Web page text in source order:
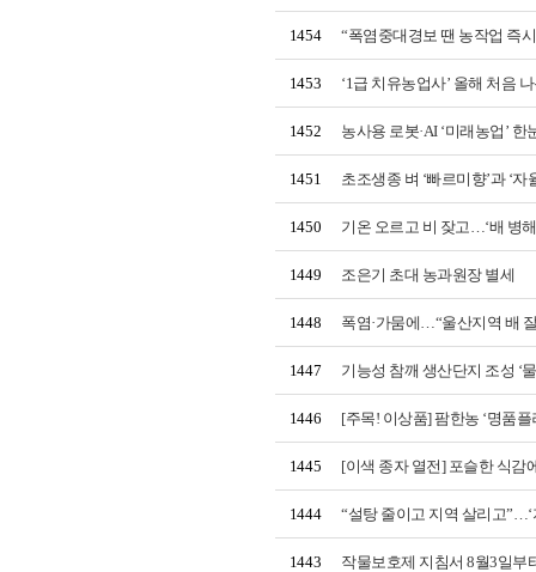
1454 “폭염중대경보 땐 농작업 즉
1453 ‘1급 치유농업사’ 올해 처음
1452 농사용 로봇·AI ‘미래농업’
1451 초조생종 벼 ‘빠르미향’과 ‘
1450 기온 오르고 비 잦고…‘배 병
1449 조은기 초대 농과원장 별세
1448 폭염·가뭄에…“울산지역 배
1447 기능성 참깨 생산단지 조성 ‘
1446 [주목! 이상품] 팜한농 ‘명품플
1445 [이색 종자 열전] 포슬한 식감
1444 “설탕 줄이고 지역 살리고
1443 작물보호제 지침서 8월3일부